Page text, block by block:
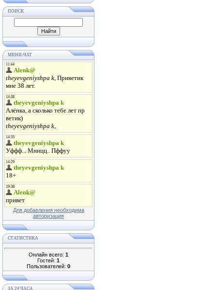
ПОИСК
МИНИ-ЧАТ
Для добавления необходима
авторизация
СТАТИСТИКА
Онлайн всего: 1
Гостей: 1
Пользователей: 0
ЗА 24 ЧАСА